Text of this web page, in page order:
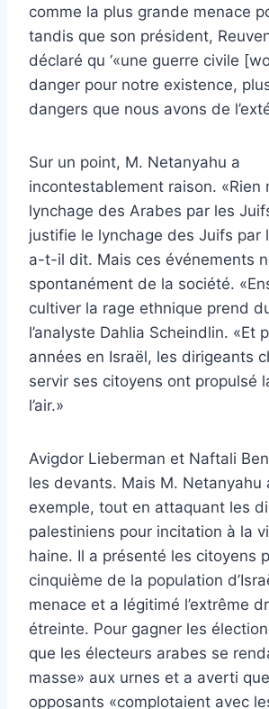
comme la plus grande menace
tandis que son président,
déclaré qu ‘«une guerre civile
danger pour notre existence,
dangers que nous avons de
Sur un point, M. Netanyahu a
incontestablement raison. «Rien
lynchage des Arabes par les
justifie le lynchage des Juifs par
a-t-il dit. Mais ces événements
spontanément de la société.
cultiver la rage ethnique prend
l’analyste Dahlia Scheindlin. «Et
années en Israël, les dirigeants
servir ses citoyens ont propulsé
l’air.»
Avigdor Lieberman et Naftali
les devants. Mais M. Netanyahu
exemple, tout en attaquant les
palestiniens pour incitation à la
haine. Il a présenté les citoyens
cinquième de la population
menace et a légitimé l’extrême
étreinte. Pour gagner les
que les électeurs arabes se
masse» aux urnes et a averti
opposants «complotaient avec